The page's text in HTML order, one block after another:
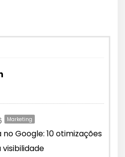
Marketing
Google: 10 otimizações